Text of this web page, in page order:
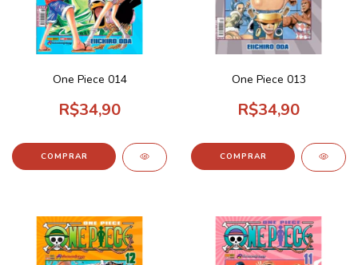
One Piece 014
R$34,90
One Piece 013
R$34,90